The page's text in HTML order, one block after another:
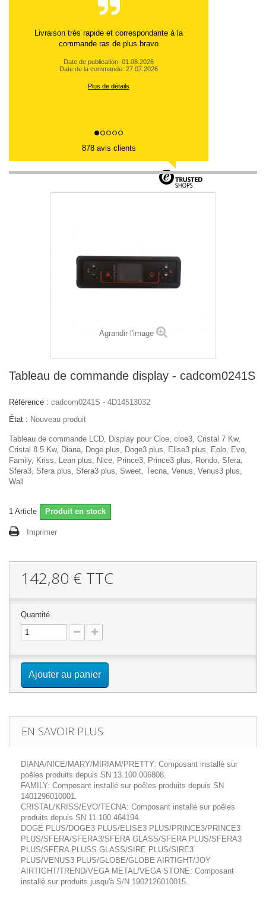
Livraison très rapide et correspondante à la
commande ras de plus bravo
Date de publication: 01.08.2026
Date de la commande: 27.07.2026
Plus de détails
878 avis clients
Agrandir l'image
Tableau de commande display - cadcom0241S
Référence : cadcom0241S - 4D14513032
État : Nouveau produit
Tableau de commande LCD, Display pour Cloe, cloe3, Cristal 7 Kw,
Cristal 8.5 Kw, Diana, Doge plus, Doge3 plus, Elise3 plus, Eolo, Evo,
Family, Kriss, Lean plus, Nice, Prince3, Prince3 plus, Rondo, Sfera,
Sfera3, Sfera plus, Sfera3 plus, Sweet, Tecna, Venus, Venus3 plus,
Wall
1 Article Produit en stock
Imprimer
142,80 € TTC
Quantité
Ajouter au panier
EN SAVOIR PLUS
DIANA/NICE/MARY/MIRIAM/PRETTY: Composant installé sur
poêles produits depuis SN 13.100.006808.
FAMILY: Composant installé sur poêles produits depuis SN
1401296010001.
CRISTAL/KRISS/EVO/TECNA: Composant installé sur poêles
produits depuis SN 11.100.464194.
DOGE PLUS/DOGE3 PLUS/ELISE3 PLUS/PRINCE3/PRINCE3
PLUS/SFERA/SFERA3/SFERA GLASS/SFERA PLUS/SFERA3
PLUS/SFERA PLUSS GLASS/SIRE PLUS/SIRE3
PLUS/VENUS3 PLUS/GLOBE/GLOBE AIRTIGHT/JOY
AIRTIGHT/TREND/VEGA METAL/VEGA STONE: Composant
installé sur produits jusqu'à S/N 1902126010015.